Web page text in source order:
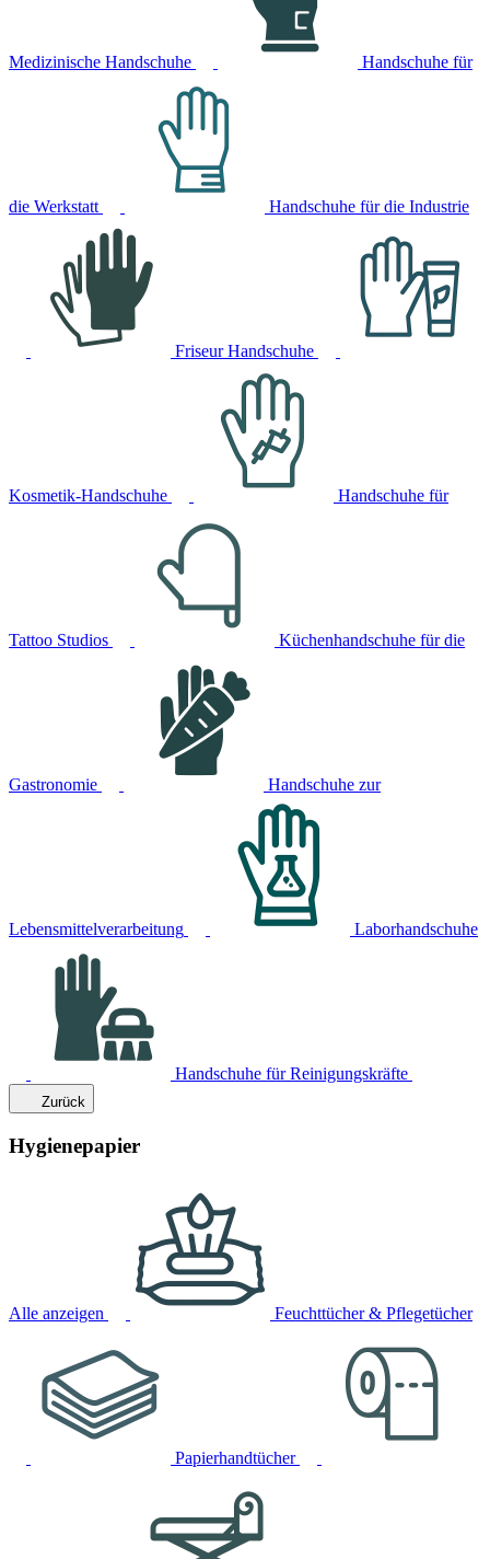
Medizinische Handschuhe Handschuhe für
die Werkstatt Handschuhe für die Industrie
Friseur Handschuhe
Kosmetik-Handschuhe Handschuhe für
Tattoo Studios Küchenhandschuhe für die
Gastronomie Handschuhe zur
Lebensmittelverarbeitung Laborhandschuhe
Handschuhe für Reinigungskräfte
Zurück
Hygienepapier
Alle anzeigen Feuchttücher & Pflegetücher
Papierhandtücher